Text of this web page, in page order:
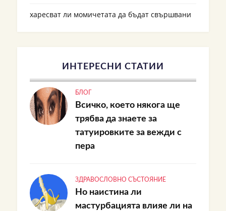
харесват ли момичетата да бъдат свършвани
ИНТЕРЕСНИ СТАТИИ
БЛОГ
Всичко, което някога ще
трябва да знаете за
татуировките за вежди с
пера
ЗДРАВОСЛОВНО СЪСТОЯНИЕ
Но наистина ли
мастурбацията влияе ли на